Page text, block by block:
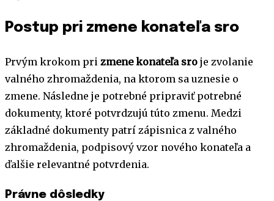
Postup pri zmene konateľa sro
Prvým krokom pri zmene konateľa sro je zvolanie
valného zhromaždenia, na ktorom sa uznesie o
zmene. Následne je potrebné pripraviť potrebné
dokumenty, ktoré potvrdzujú túto zmenu. Medzi
základné dokumenty patrí zápisnica z valného
zhromaždenia, podpisový vzor nového konateľa a
ďalšie relevantné potvrdenia.
Právne dôsledky